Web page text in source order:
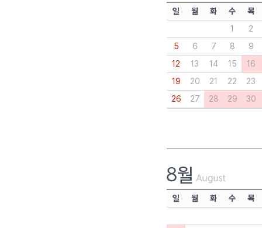
일 월 화 수
목
1
2
5
6 7 8
9
12
13 14 15
16
19
20 21 22
23
26
27 28 29 30
일 월 화 수 목